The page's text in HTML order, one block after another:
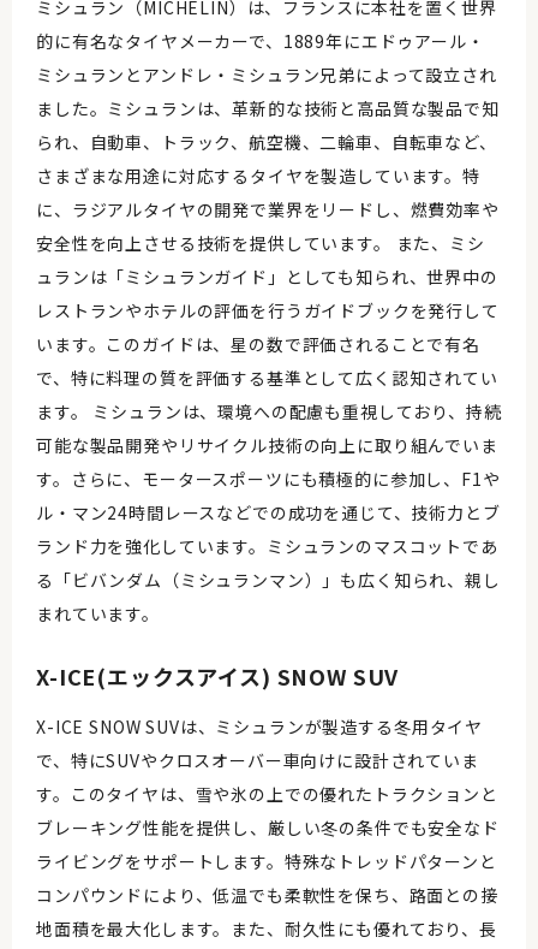
ミシュラン（MICHELIN）は、フランスに本社を置く世界
的に有名なタイヤメーカーで、1889年にエドゥアール・
ミシュランとアンドレ・ミシュラン兄弟によって設立され
ました。ミシュランは、革新的な技術と高品質な製品で知
られ、自動車、トラック、航空機、二輪車、自転車など、
さまざまな用途に対応するタイヤを製造しています。特
に、ラジアルタイヤの開発で業界をリードし、燃費効率や
安全性を向上させる技術を提供しています。 また、ミシ
ュランは「ミシュランガイド」としても知られ、世界中の
レストランやホテルの評価を行うガイドブックを発行して
います。このガイドは、星の数で評価されることで有名
で、特に料理の質を評価する基準として広く認知されてい
ます。 ミシュランは、環境への配慮も重視しており、持続
可能な製品開発やリサイクル技術の向上に取り組んでいま
す。さらに、モータースポーツにも積極的に参加し、F1や
ル・マン24時間レースなどでの成功を通じて、技術力とブ
ランド力を強化しています。ミシュランのマスコットであ
る「ビバンダム（ミシュランマン）」も広く知られ、親し
まれています。
X-ICE(エックスアイス) SNOW SUV
X-ICE SNOW SUVは、ミシュランが製造する冬用タイヤ
で、特にSUVやクロスオーバー車向けに設計されていま
す。このタイヤは、雪や氷の上での優れたトラクションと
ブレーキング性能を提供し、厳しい冬の条件でも安全なド
ライビングをサポートします。特殊なトレッドパターンと
コンパウンドにより、低温でも柔軟性を保ち、路面との接
地面積を最大化します。また、耐久性にも優れており、長